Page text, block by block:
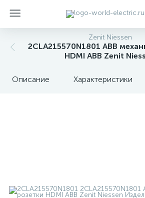
Zenit Niessen
2CLA215570N1801 ABB
HDMI ABB Zenit
Описание Характеристики